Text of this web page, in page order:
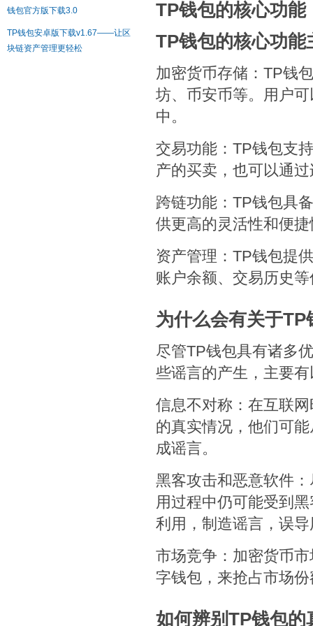
钱包官方版下载3.0
TP钱包安卓版下载v1.67——让区
块链资产管理更轻松
TP钱包的核心功能
TP钱包的核心功
加密货币存储：TP钱
坊、币安币等。用户
中。
交易功能：TP钱包支
产的买卖，也可以通
跨链功能：TP钱包具
供更高的灵活性和便
资产管理：TP钱包提
账户余额、交易历史
为什么会有关于
尽管TP钱包具有诸多
些谣言的产生，主要
信息不对称：在互联
的真实情况，他们可
成谣言。
黑客攻击和恶意软件
用过程中仍可能受到
利用，制造谣言，误
市场竞争：加密货币
字钱包，来抢占市场
如何辨别TP钱包的